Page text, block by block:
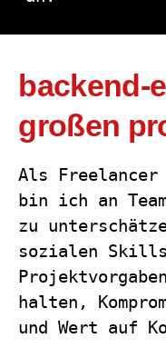
backend-
großen
Als
bin ich an
zu
sozialen
halten,
und Wert auf